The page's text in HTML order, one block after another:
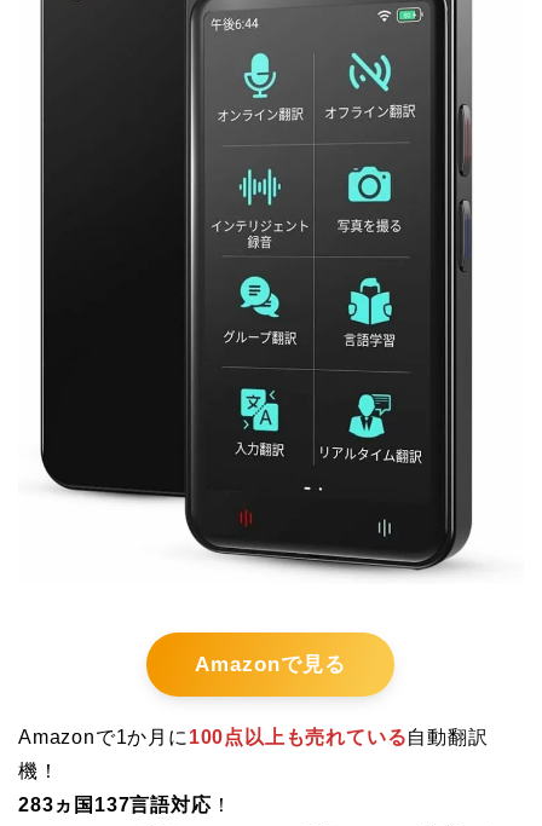
Amazonで見る
Amazonで1か月に 100点以上も売れている自動翻訳
機！
283ヵ国137言語対応 ！